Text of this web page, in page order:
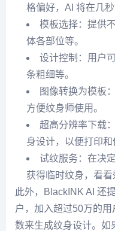
格偏好，AI 将在几
模板选择：提供
体各部位等。
设计控制：用户
条粗细等。
图像转换为模板
方便纹身师使用。
超高分辨率下载
身设计，以便打印和
试纹服务：在决
获得临时纹身，看看
此外，BlackINK AI 还
户，加入超过50万的
数来生成纹身设计。如